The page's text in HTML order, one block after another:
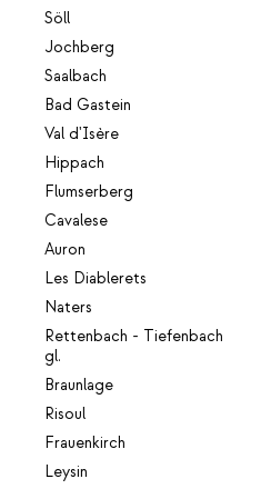
Söll
Jochberg
Saalbach
Bad Gastein
Val d'Isère
Hippach
Flumserberg
Cavalese
Auron
Les Diablerets
Naters
Rettenbach - Tiefenbach
gl.
Braunlage
Risoul
Frauenkirch
Leysin